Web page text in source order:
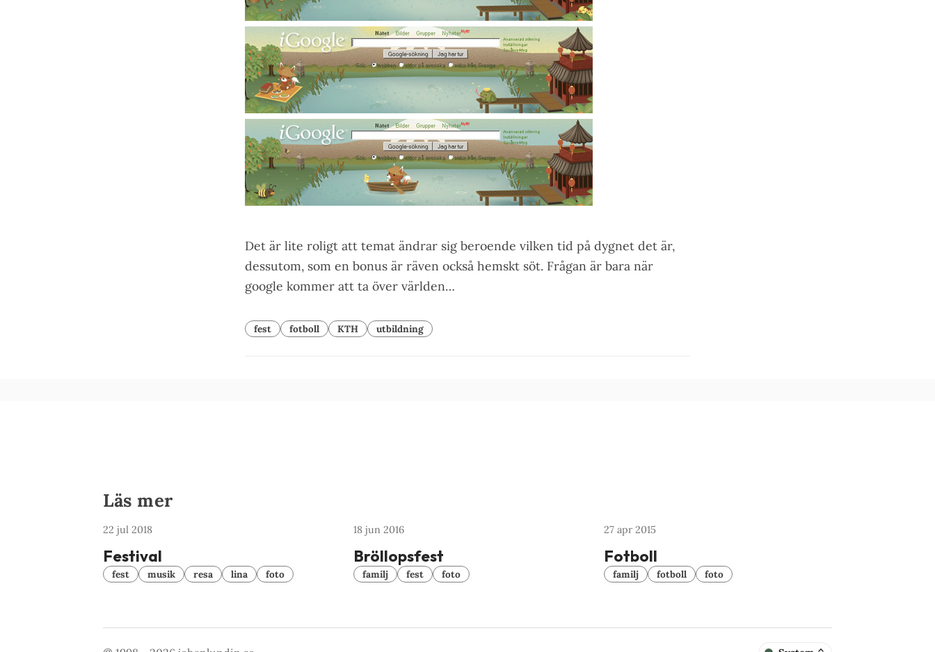
Det är lite roligt att temat ändrar sig beroende vilken tid på dygnet det är,
dessutom, som en bonus är räven också hemskt söt. Frågan är bara när
google kommer att ta över världen…
fest fotboll KTH utbildning
Läs mer
22 jul 2018
Festival
fest musik resa lina foto
18 jun 2016
Bröllopsfest
familj fest foto
27 apr 2015
Fotboll
familj fotboll foto